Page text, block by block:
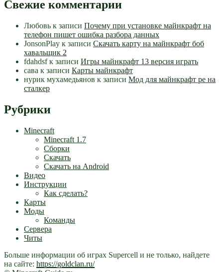
Свежие комментарии
Любовь к записи Почему при установке майнкрафт на
телефон пишет ошибка разбора данных
JonsonPlay к записи Скачать карту на майнкрафт боб
хавальщик 2
fdahdsfк записи Игры майнкрафт 13 версия играть
сава к записи Карты майнкрафт
нурик мухамедьянов к записи Мод для майнкрафт pe на
сталкер
Рубрики
Minecraft
Minecraft 1.7
Сборки
Скачать
Скачать на Android
Видео
Инструкции
Как сделать?
Карты
Моды
Команды
Сервера
Читы
Больше информации об играх Supercell и не только, найдете
на сайте: https://goldclan.ru/